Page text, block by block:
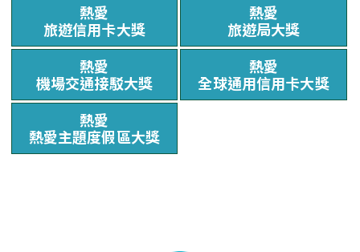
熱愛
旅遊信用卡大獎
熱愛
旅遊局大獎
熱愛
機場交通接駁大獎
熱愛
全球通用信用卡大獎
熱愛
熱愛主題度假區大獎